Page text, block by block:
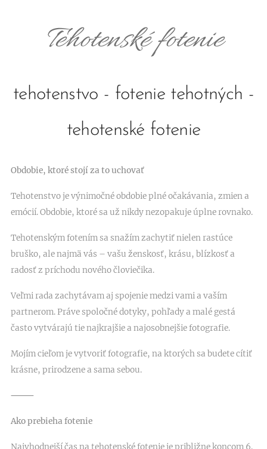
Tehotenské fotenie
tehotenstvo - fotenie tehotných -
tehotenské fotenie
Obdobie, ktoré stojí za to uchovať
Tehotenstvo je výnimočné obdobie plné očakávania, zmien a
emócií. Obdobie, ktoré sa už nikdy nezopakuje úplne rovnako.
Tehotenským fotením sa snažím zachytiť nielen rastúce
bruško, ale najmä vás – vašu ženskosť, krásu, blízkosť a
radosť z príchodu nového človiečika.
Veľmi rada zachytávam aj spojenie medzi vami a vaším
partnerom. Práve spoločné dotyky, pohľady a malé gestá
často vytvárajú tie najkrajšie a najosobnejšie fotografie.
Mojím cieľom je vytvoriť fotografie, na ktorých sa budete cítiť
krásne, prirodzene a sama sebou.
⸻
Ako prebieha fotenie
Najvhodnejší čas na tehotenské fotenie je približne koncom 6.